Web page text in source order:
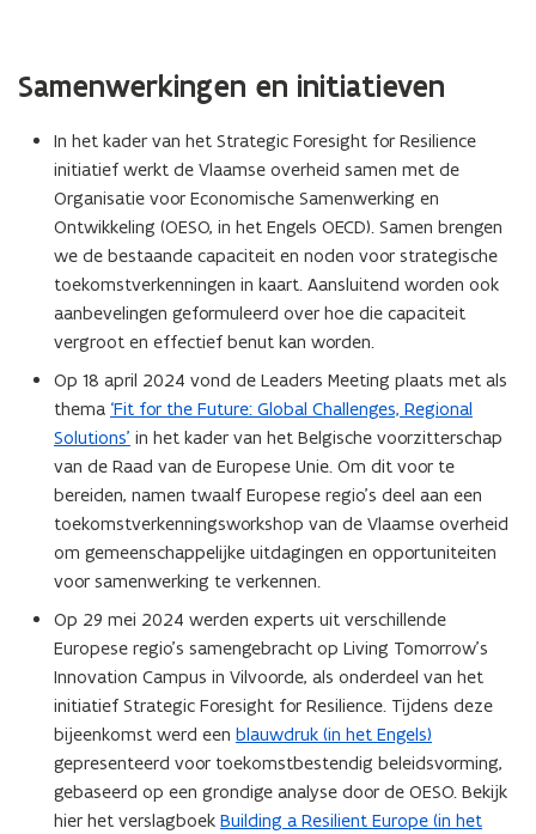
Samenwerkingen en initiatieven
In het kader van het Strategic Foresight for Resilience
initiatief werkt de Vlaamse overheid samen met de
Organisatie voor Economische Samenwerking en
Ontwikkeling (OESO, in het Engels OECD). Samen brengen
we de bestaande capaciteit en noden voor strategische
toekomstverkenningen in kaart. Aansluitend worden ook
aanbevelingen geformuleerd over hoe die capaciteit
vergroot en effectief benut kan worden.
Op 18 april 2024 vond de Leaders Meeting plaats met als
thema ‘Fit for the Future: Global Challenges, Regional
Solutions’ in het kader van het Belgische voorzitterschap
van de Raad van de Europese Unie. Om dit voor te
bereiden, namen twaalf Europese regio’s deel aan een
toekomstverkenningsworkshop van de Vlaamse overheid
om gemeenschappelijke uitdagingen en opportuniteiten
voor samenwerking te verkennen.
Op 29 mei 2024 werden experts uit verschillende
Europese regio’s samengebracht op Living Tomorrow’s
Innovation Campus in Vilvoorde, als onderdeel van het
initiatief Strategic Foresight for Resilience. Tijdens deze
bijeenkomst werd een blauwdruk (in het Engels)
gepresenteerd voor toekomstbestendig beleidsvorming,
gebaseerd op een grondige analyse door de OESO. Bekijk
hier het verslagboek Building a Resilient Europe (in het
(